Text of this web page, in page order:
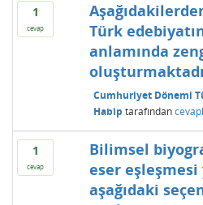
1
cevap
Türk
anlamında
oluşturmaktadı
Cumhuriyet Dönemi
Habip tarafından
1
cevap
Bilimsel
eser eşleşmesi
aşağıdaki